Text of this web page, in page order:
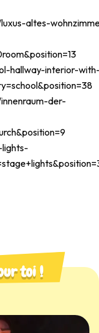
altes-
hallway-interior-
der-
toi !